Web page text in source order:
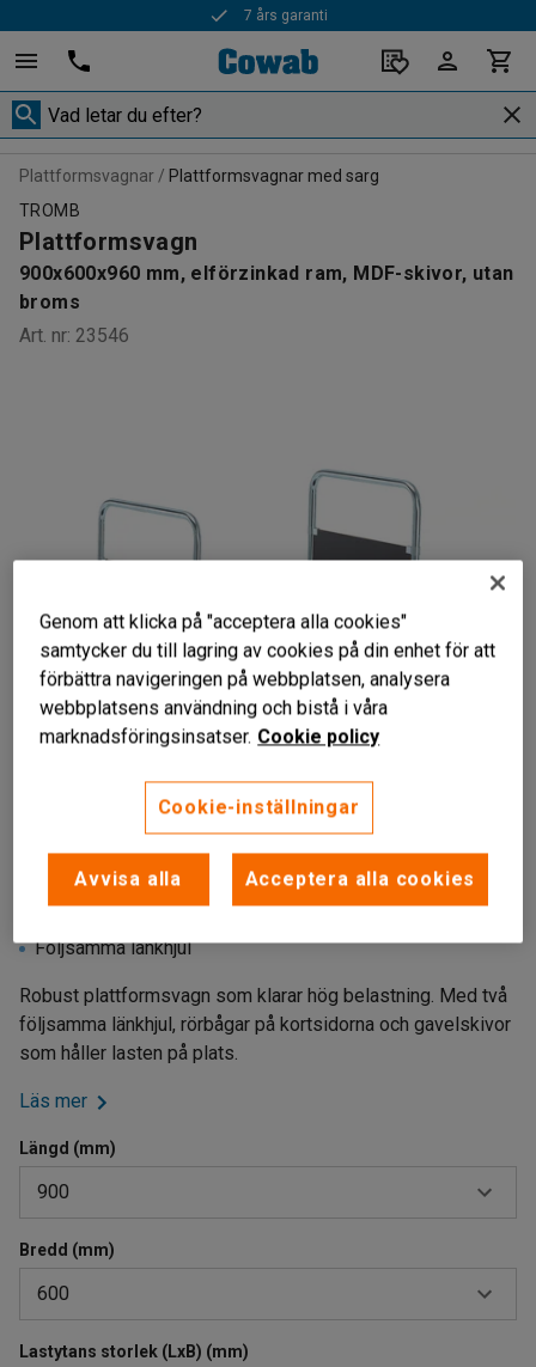
7 års garanti
Plattformsvagnar
Plattformsvagnar med sarg
TROMB
Plattformsvagn
900x600x960 mm, elförzinkad ram, MDF-skivor, utan
broms
Art. nr: 23546
Hög lastningskapacitet
Följsamma länkhjul
Robust plattformsvagn som klarar hög belastning. Med två
följsamma länkhjul, rörbågar på kortsidorna och gavelskivor
som håller lasten på plats.
Läs mer
Längd (mm)
900
900
1000
1200
Bredd (mm)
600
600
Lastytans storlek (LxB) (mm)
Genom att klicka på "acceptera alla cookies"
samtycker du till lagring av cookies på din enhet för att
förbättra navigeringen på webbplatsen, analysera
webbplatsens användning och bistå i våra
marknadsföringsinsatser. Cookie policy
Cookie-inställningar
Avvisa alla Acceptera alla cookies